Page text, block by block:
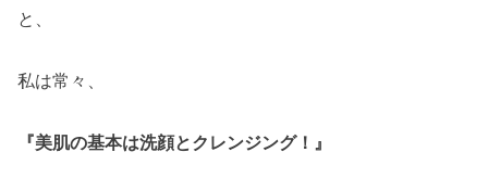
と、
私は常々、
『美肌の基本は洗顔とクレンジング！』